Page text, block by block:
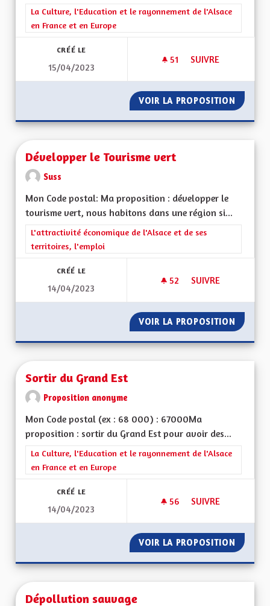
Filtrer les résultats de la catégorie : La Culture, l'Education et
La Culture, l'Education et le rayonnement de l'Alsace
en France et en Europe
CRÉÉ LE
15/04/2023
51 51 ABONNÉS
SUIVRE
VOIR LA PROPOSITION
Développer le Tourisme vert
Suss
Mon Code postal: Ma proposition : développer le
tourisme vert, nous habitons dans une région si...
Filtrer les résultats de la catégorie : L'attractivité
L'attractivité économique de l'Alsace et de ses
territoires, l'emploi
CRÉÉ LE
14/04/2023
52 52 ABONNÉS
SUIVRE
VOIR LA PROPOSITION
Sortir du Grand Est
Proposition anonyme
Mon Code postal (ex : 68 000) : 67000Ma
proposition : sortir du Grand Est pour avoir des...
Filtrer les résultats de la catégorie : La Culture, l'Education et
La Culture, l'Education et le rayonnement de l'Alsace
en France et en Europe
CRÉÉ LE
14/04/2023
56 56 ABONNÉS
SUIVRE
VOIR LA PROPOSITION
Dépollution sauvage